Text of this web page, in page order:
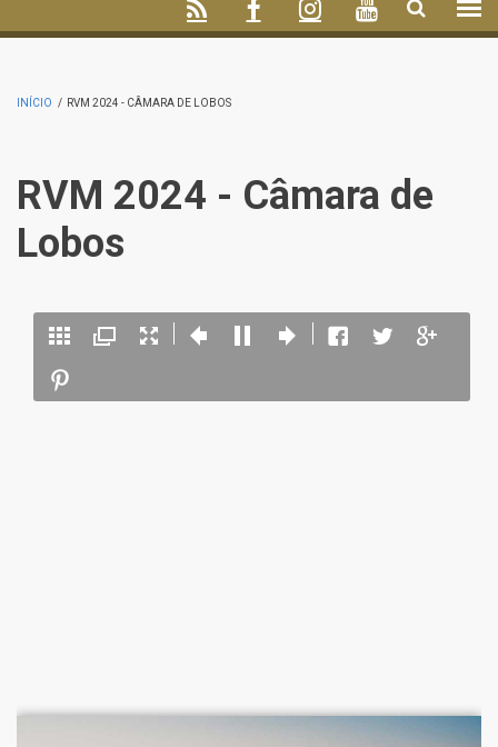
INÍCIO / RVM 2024 - CÂMARA DE LOBOS
RVM 2024 - Câmara de
Lobos